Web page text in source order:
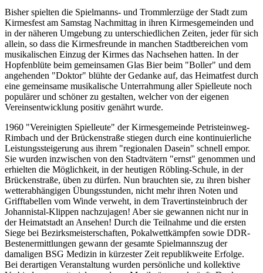
Bisher spielten die Spielmanns- und Trommlerzüge der Stadt zum
Kirmesfest am Samstag Nachmittag in ihren Kirmesgemeinden und
in der näheren Umgebung zu unterschiedlichen Zeiten, jeder für sich
allein, so dass die Kirmesfreunde in manchen Stadtbereichen vom
musikalischen Einzug der Kirmes das Nachsehen hatten. In der
Hopfenblüte beim gemeinsamen Glas Bier beim "Boller" und dem
angehenden "Doktor" blühte der Gedanke auf, das Heimatfest durch
eine gemeinsame musikalische Unterrahmung aller Spielleute noch
populärer und schöner zu gestalten, welcher von der eigenen
Vereinsentwicklung positiv genährt wurde.
1960 "Vereinigten Spielleute" der Kirmesgemeinde Petristeinweg-
Rimbach und der Brückenstraße stiegen durch eine kontinuierliche
Leistungssteigerung aus ihrem "regionalen Dasein" schnell empor.
Sie wurden inzwischen von den Stadtvätern "ernst" genommen und
erhielten die Möglichkeit, in der heutigen Röbling-Schule, in der
Brückenstraße, üben zu dürfen. Nun brauchten sie, zu ihren bisher
wetterabhängigen Übungsstunden, nicht mehr ihren Noten und
Grifftabellen vom Winde verweht, in dem Travertinsteinbruch der
Johannistal-Klippen nachzujagen! Aber sie gewannen nicht nur in
der Heimatstadt an Ansehen! Durch die Teilnahme und die ersten
Siege bei Bezirksmeisterschaften, Pokalwettkämpfen sowie DDR-
Bestenermittlungen gewann der gesamte Spielmannszug der
damaligen BSG Medizin in kürzester Zeit republikweite Erfolge.
Bei derartigen Veranstaltung wurden persönliche und kollektive